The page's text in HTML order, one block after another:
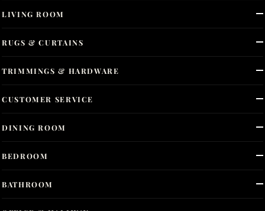
LIVING ROOM
DINING ROOM
BEDROOM
BATHROOM
RUGS & CURTAINS
TRIMMINGS & HARDWARE
CUSTOMER SERVICE